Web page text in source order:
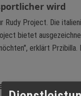
wird
Project. Die
bietet
erklärt